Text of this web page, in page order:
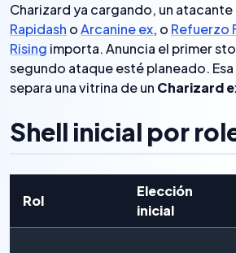
Charizard ya cargando, un
Rapidash oArcanine ex, o Refuerzo
Rising importa. Anuncia el primer
segundo ataque esté planeado.
separa una vitrina de un Charizard
Shell inicial por
Rol
Elección
inicial